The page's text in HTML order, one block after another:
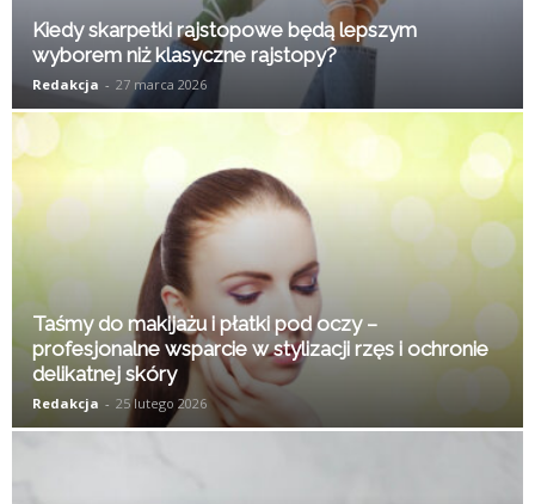
Kiedy skarpetki rajstopowe będą lepszym
wyborem niż klasyczne rajstopy?
Redakcja - 27 marca 2026
Taśmy do makijażu i płatki pod oczy –
profesjonalne wsparcie w stylizacji rzęs i ochronie
delikatnej skóry
Redakcja - 25 lutego 2026